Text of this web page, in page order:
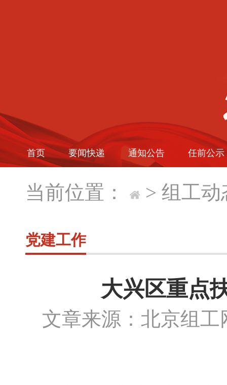
首页 要闻快递 通知公告 任前公示
当前位置： > 组工动
党建工作
大兴区重点
文章来源：北京